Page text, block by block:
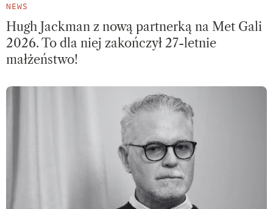
NEWS
Hugh Jackman z nową partnerką na Met Gali
2026. To dla niej zakończył 27-letnie
małżeństwo!